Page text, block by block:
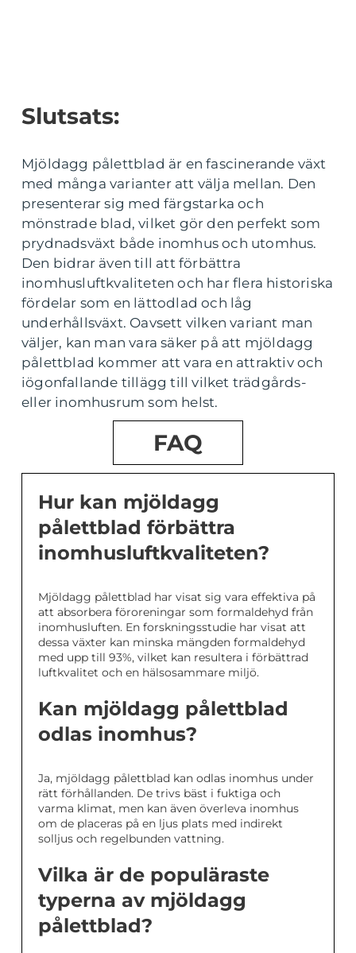
Slutsats:
Mjöldagg pålettblad är en fascinerande växt
med många varianter att välja mellan. Den
presenterar sig med färgstarka och
mönstrade blad, vilket gör den perfekt som
prydnadsväxt både inomhus och utomhus.
Den bidrar även till att förbättra
inomhusluftkvaliteten och har flera historiska
fördelar som en lättodlad och låg
underhållsväxt. Oavsett vilken variant man
väljer, kan man vara säker på att mjöldagg
pålettblad kommer att vara en attraktiv och
iögonfallande tillägg till vilket trädgårds-
eller inomhusrum som helst.
FAQ
Hur kan mjöldagg
pålettblad förbättra
inomhusluftkvaliteten?
Mjöldagg pålettblad har visat sig vara effektiva på
att absorbera föroreningar som formaldehyd från
inomhusluften. En forskningsstudie har visat att
dessa växter kan minska mängden formaldehyd
med upp till 93%, vilket kan resultera i förbättrad
luftkvalitet och en hälsosammare miljö.
Kan mjöldagg pålettblad
odlas inomhus?
Ja, mjöldagg pålettblad kan odlas inomhus under
rätt förhållanden. De trivs bäst i fuktiga och
varma klimat, men kan även överleva inomhus
om de placeras på en ljus plats med indirekt
solljus och regelbunden vattning.
Vilka är de populäraste
typerna av mjöldagg
pålettblad?